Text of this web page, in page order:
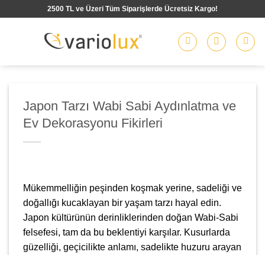
2500 TL ve Üzeri Tüm Siparişlerde Ücretsiz Kargo!
Japon Tarzı Wabi Sabi Aydınlatma ve
Ev Dekorasyonu Fikirleri
Mükemmelliğin peşinden koşmak yerine, sadeliği ve
doğallığı kucaklayan bir yaşam tarzı hayal edin.
Japon kültürünün derinliklerinden doğan Wabi-Sabi
felsefesi, tam da bu beklentiyi karşılar. Kusurlarda
güzelliği, geçicilikte anlamı, sadelikte huzuru arayan